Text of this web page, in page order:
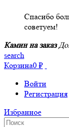
Спасибо
советуем!
Камин на заказ
search
Корзина0 ₽
Войти
Регистрация
Избранное